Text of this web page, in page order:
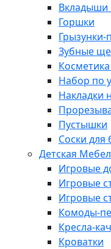
Вкладыши
Горшки
Грызунки-
Зубные
Косметика
Набор по
Накладки
Пустышки
Соски для
Детская
Игровые
Игровые
Игровые
Комоды-
Кресла-
Кроватки